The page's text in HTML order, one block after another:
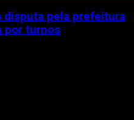
disputa pela prefeitura
por turnos